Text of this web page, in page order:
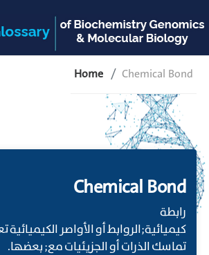
Home Chemical Bond
Chemical Bond
رابطة
كيميائية;الروابط أو الأواصر
تماسك الذرات أو الجزيئيات مع; بعضها.